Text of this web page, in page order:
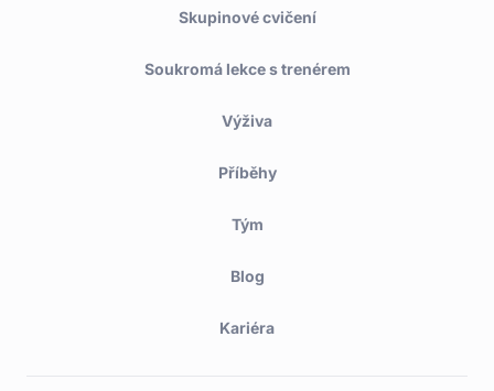
Skupinové cvičení
Soukromá lekce s trenérem
Výživa
Příběhy
Tým
Blog
Kariéra